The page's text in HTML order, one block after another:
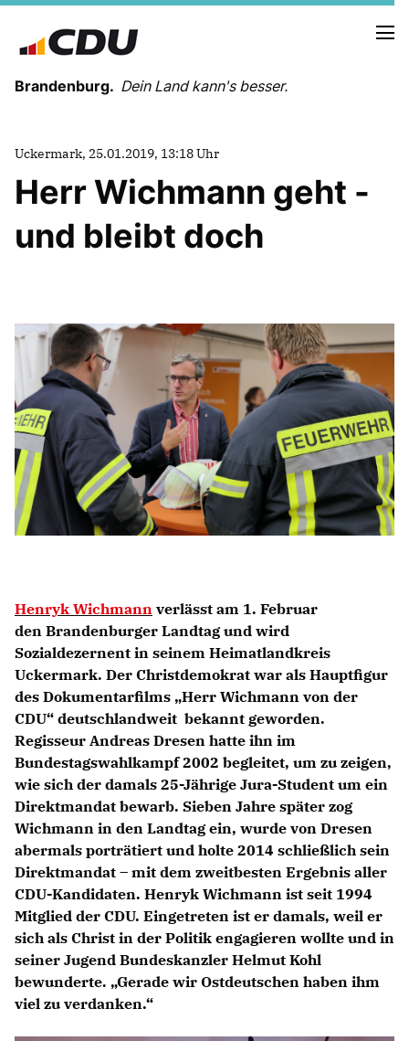
Brandenburg. Dein Land kann's besser.
MELDUNGEN
LANDESVORSTAND
LANDESGESCHÄFTSSTELLE
LANDESFACHAUSSCHÜSSE
SATZUNG
PARTEIGESCHICHTE
PARTEIGERICHT
IM LANDTAG
IN DER LANDESREGIERUNG
IM BUNDESTAG
IM EUROPÄISCHEN PARLAMENT
BILDER
PROGRAMME
WICHTIGE BESCHLÜSSE DER CDU BRANDENBURG
75 JAHRE CDU BRANDENBURG
PRESSE
SPENDEN
Mitglied werden
Uckermark, 25.01.2019, 13:18 Uhr
Herr Wichmann geht -
und bleibt doch
Henryk Wichmann verlässt am 1. Februar
den Brandenburger Landtag und wird
Sozialdezernent in seinem Heimatlandkreis
Uckermark. Der Christdemokrat war als Hauptfigur
des Dokumentarfilms „Herr Wichmann von der
CDU“ deutschlandweit bekannt geworden.
Regisseur Andreas Dresen hatte ihn im
Bundestagswahlkampf 2002 begleitet, um zu zeigen,
wie sich der damals 25-Jährige Jura-Student um ein
Direktmandat bewarb. Sieben Jahre später zog
Wichmann in den Landtag ein, wurde von Dresen
abermals porträtiert und holte 2014 schließlich sein
Direktmandat – mit dem zweitbesten Ergebnis aller
CDU-Kandidaten. Henryk Wichmann ist seit 1994
Mitglied der CDU. Eingetreten ist er damals, weil er
sich als Christ in der Politik engagieren wollte und in
seiner Jugend Bundeskanzler Helmut Kohl
bewunderte. „Gerade wir Ostdeutschen haben ihm
viel zu verdanken.“